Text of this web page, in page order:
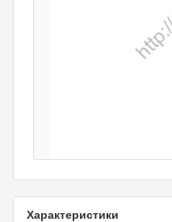
Характеристики